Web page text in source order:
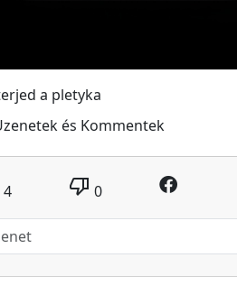
a pletyka
és Kommentek
4 thumb_down 0